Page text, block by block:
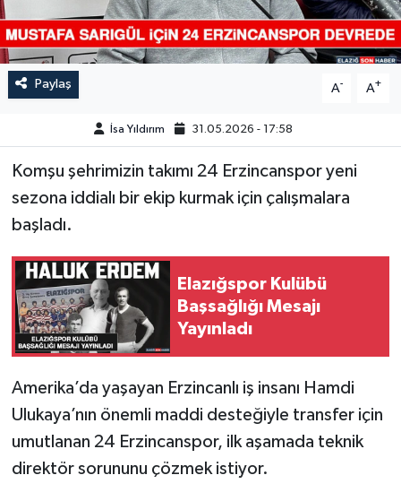
Paylaş A- A+
İsa Yıldırım 31.05.2026 - 17:58
Komşu şehrimizin takımı 24 Erzincanspor yeni
sezona iddialı bir ekip kurmak için çalışmalara
başladı.
Elazığspor Kulübü
Başsağlığı Mesajı
Yayınladı
Amerika’da yaşayan Erzincanlı iş insanı Hamdi
Ulukaya’nın önemli maddi desteğiyle transfer için
umutlanan 24 Erzincanspor, ilk aşamada teknik
direktör sorununu çözmek istiyor.
MAGAZİN
MEDYA
ÖZEL HABER
POLİTİKA
SAĞLIK
SİYASET
SPOR
TEKNOLOJİ